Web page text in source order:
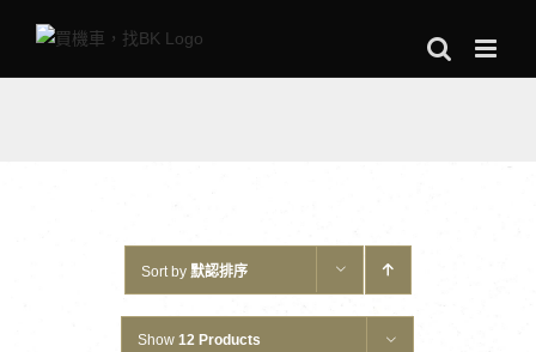
Sort by 默認排序
Show 12 Products